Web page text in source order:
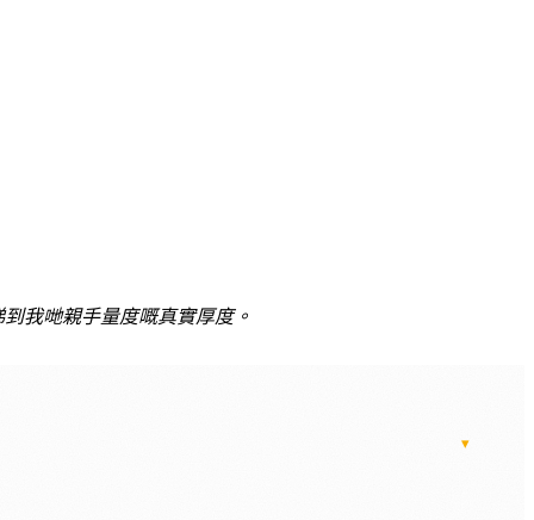
我哋親手量度嘅真實厚度。